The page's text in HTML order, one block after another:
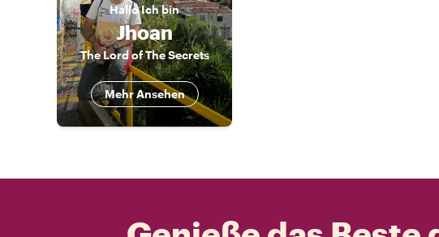
HalloIch bin
Jhoan
The Lord of The Secrets
Mehr Ansehen